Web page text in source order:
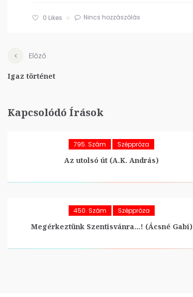
0 Likes Nincs hozzászólás
Előző
Igaz történet
Kapcsolódó Írások
795. Szám Széppróza
Az utolsó út (A.K. András)
450. Szám Széppróza
Megérkeztünk Szentisvánra…! (Ácsné Gabi)